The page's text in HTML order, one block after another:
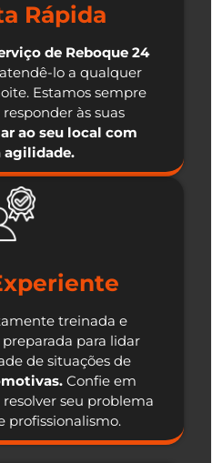
Rápida
de Reboque 24
lo a qualquer
Estamos sempre
às suas
ao seu local com
agilidade.
treinada e
para lidar
de situações de
Confie em
seu problema
profissionalismo.